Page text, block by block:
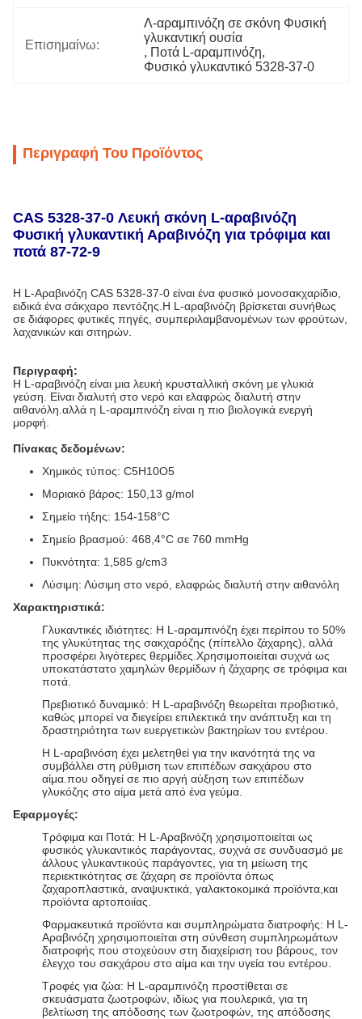
Επισημαίνω:
Λ-αραμπινόζη σε σκόνη Φυσική
γλυκαντική ουσία
, Ποτά L-αραμπινόζη,
Φυσικό γλυκαντικό 5328-37-0
Περιγραφή Του Προϊόντος
CAS 5328-37-0 Λευκή σκόνη L-αραβινόζη
Φυσική γλυκαντική Αραβινόζη για τρόφιμα και
ποτά 87-72-9
Η L-Αραβινόζη CAS 5328-37-0 είναι ένα φυσικό μονοσακχαρίδιο,
ειδικά ένα σάκχαρο πεντόζης.Η L-αραβινόζη βρίσκεται συνήθως
σε διάφορες φυτικές πηγές, συμπεριλαμβανομένων των φρούτων,
λαχανικών και σιτηρών.
Περιγραφή:
Η L-αραβινόζη είναι μια λευκή κρυσταλλική σκόνη με γλυκιά
γεύση. Είναι διαλυτή στο νερό και ελαφρώς διαλυτή στην
αιθανόλη.αλλά η L-αραμπινόζη είναι η πιο βιολογικά ενεργή
μορφή.
Πίνακας δεδομένων:
Χημικός τύπος: C5H10O5
Μοριακό βάρος: 150,13 g/mol
Σημείο τήξης: 154-158°C
Σημείο βρασμού: 468,4°C σε 760 mmHg
Πυκνότητα: 1,585 g/cm3
Λύσιμη: Λύσιμη στο νερό, ελαφρώς διαλυτή στην αιθανόλη
Χαρακτηριστικά:
Γλυκαντικές ιδιότητες: Η L-αραμπινόζη έχει περίπου το 50%
της γλυκύτητας της σακχαρόζης (πίπελλο ζάχαρης), αλλά
προσφέρει λιγότερες θερμίδες.Χρησιμοποιείται συχνά ως
υποκατάστατο χαμηλών θερμίδων ή ζάχαρης σε τρόφιμα και
ποτά.
Πρεβιοτικό δυναμικό: Η L-αραβινόζη θεωρείται προβιοτικό,
καθώς μπορεί να διεγείρει επιλεκτικά την ανάπτυξη και τη
δραστηριότητα των ευεργετικών βακτηρίων του εντέρου.
Η L-αραβινόση έχει μελετηθεί για την ικανότητά της να
συμβάλλει στη ρύθμιση των επιπέδων σακχάρου στο
αίμα.που οδηγεί σε πιο αργή αύξηση των επιπέδων
γλυκόζης στο αίμα μετά από ένα γεύμα.
Εφαρμογές:
Τρόφιμα και Ποτά: Η L-Αραβινόζη χρησιμοποιείται ως
φυσικός γλυκαντικός παράγοντας, συχνά σε συνδυασμό με
άλλους γλυκαντικούς παράγοντες, για τη μείωση της
περιεκτικότητας σε ζάχαρη σε προϊόντα όπως
ζαχαροπλαστικά, αναψυκτικά, γαλακτοκομικά προϊόντα,και
προϊόντα αρτοποιίας.
Φαρμακευτικά προϊόντα και συμπληρώματα διατροφής: Η L-
Αραβινόζη χρησιμοποιείται στη σύνθεση συμπληρωμάτων
διατροφής που στοχεύουν στη διαχείριση του βάρους, τον
έλεγχο του σακχάρου στο αίμα και την υγεία του εντέρου.
Τροφές για ζώα: Η L-αραμπινόζη προστίθεται σε
σκευάσματα ζωοτροφών, ιδίως για πουλερικά, για τη
βελτίωση της απόδοσης των ζωοτροφών, της απόδοσης